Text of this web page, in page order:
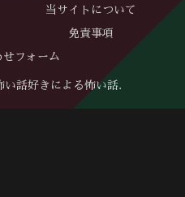
当サイトについて
免責事項
せフォーム
話好きによる怖い話.